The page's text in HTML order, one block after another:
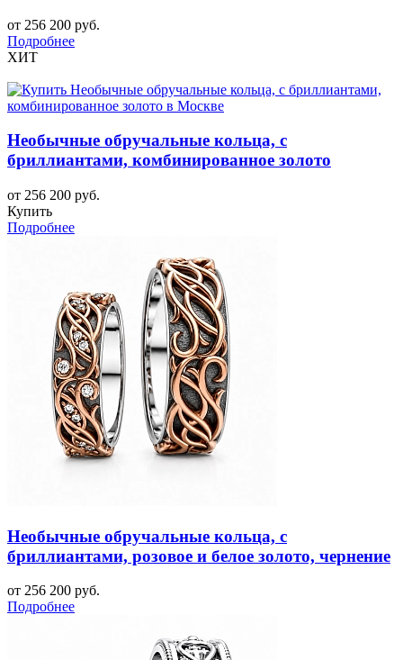
от 256 200 руб.
Подробнее
ХИТ
Необычные обручальные кольца, с
бриллиантами, комбинированное золото
от 256 200 руб.
Купить
Подробнее
Необычные обручальные кольца, с
бриллиантами, розовое и белое золото, чернение
от 256 200 руб.
Подробнее